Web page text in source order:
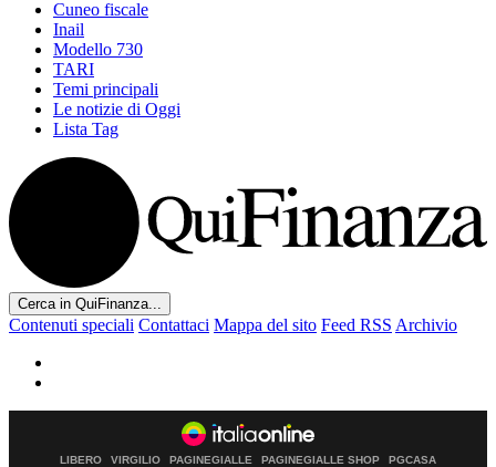
Cuneo fiscale
Inail
Modello 730
TARI
Temi principali
Le notizie di Oggi
Lista Tag
Cerca in QuiFinanza...
Contenuti speciali Contattaci Mappa del sito Feed RSS Archivio
LIBERO VIRGILIO PAGINEGIALLE PAGINEGIALLE SHOP
PGCASA